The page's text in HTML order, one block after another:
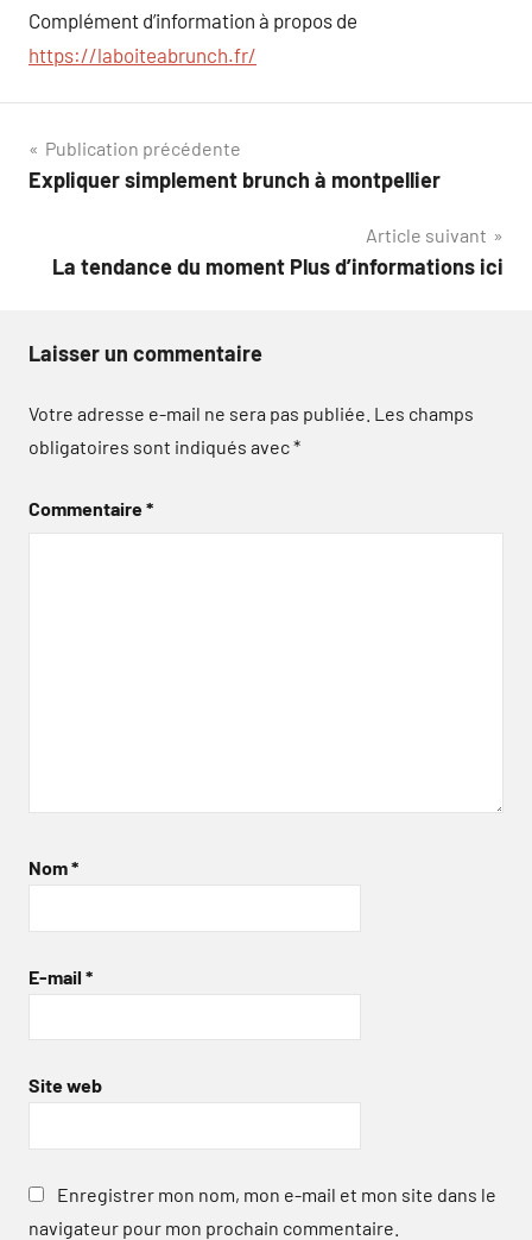
Complément d’information à propos de
https://laboiteabrunch.fr/
Navigation
de
Publication précédente
Expliquer simplement brunch à montpellier
Article suivant
La tendance du moment Plus d’informations ici
Laisser un commentaire
Votre adresse e-mail ne sera pas publiée. Les champs
obligatoires sont indiqués avec*
Commentaire*
Nom*
E-mail *
Site web
Enregistrer mon nom, mon e-mail et mon site dans le
navigateur pour mon prochain commentaire.